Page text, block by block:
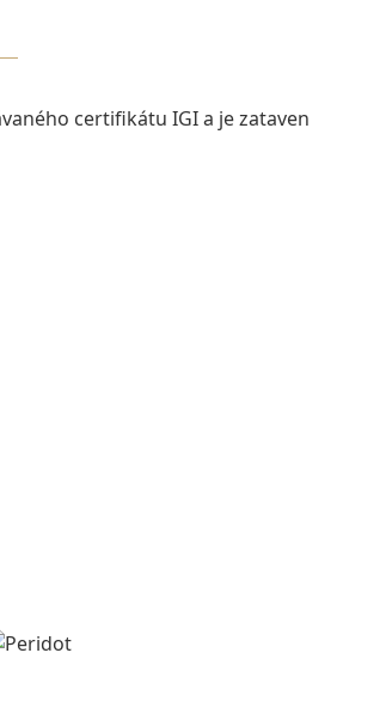
certifikátu IGI a je zataven